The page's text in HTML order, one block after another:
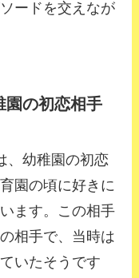
ードを交えなが
の初恋相手
、幼稚園の初恋
園の頃に好きに
ます。この相手
相手で、当時は
いたそうです